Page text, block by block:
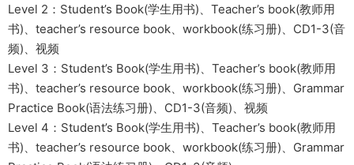
Level 2：Student’s Book(学生用书)、Teacher’s book(教师用
书)、teacher’s resource book、workbook(练习册)、CD1-3(音
频)、视频
Level 3：Student’s Book(学生用书)、Teacher’s book(教师用
书)、teacher’s resource book、workbook(练习册)、Grammar
Practice Book(语法练习册)、CD1-3(音频)、视频
Level 4：Student’s Book(学生用书)、Teacher’s book(教师用
书)、teacher’s resource book、workbook(练习册)、Grammar